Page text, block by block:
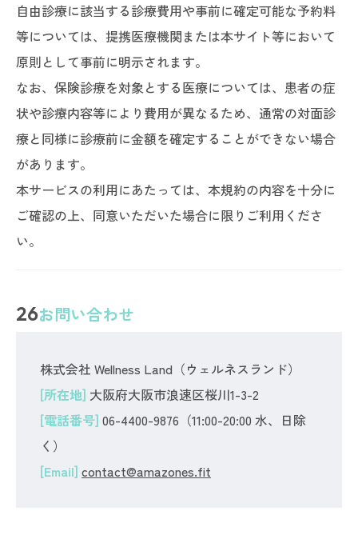
自由診療に該当する診療費用や事前に確定可能な予約料
等については、提携医療機関または本サイト等において
原則として事前に明示されます。
なお、保険診療を対象とする医療については、患者の症
状や診療内容等により費用が異なるため、通常の対面診
療と同様に診療前に金額を確定することができない場合
があります。
本サービスの利用にあたっては、本規約の内容を十分に
ご確認の上、同意いただいた場合に限りご利用くださ
い。
26お問い合わせ
株式会社 Wellness Land（ウェルネスランド）
[所在地] 大阪府大阪市浪速区桜川1-3-2
[電話番号] 06-4400-9876（11:00-20:00 水、日除
く）
[Email] contact@amazones.fit